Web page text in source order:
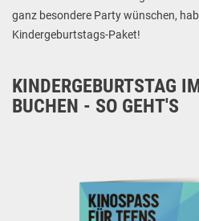
ganz besondere Party wünschen,
Kindergeburtstags-Paket!
KINDERGEBURTSTAG
BUCHEN - SO GEHT'S